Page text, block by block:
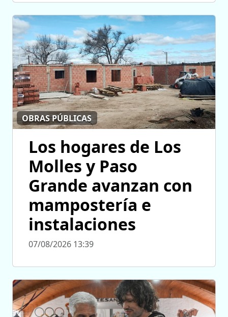
OBRAS PÚBLICAS
Los hogares de Los
Molles y Paso
Grande avanzan con
mampostería e
instalaciones
07/08/2026 13:39